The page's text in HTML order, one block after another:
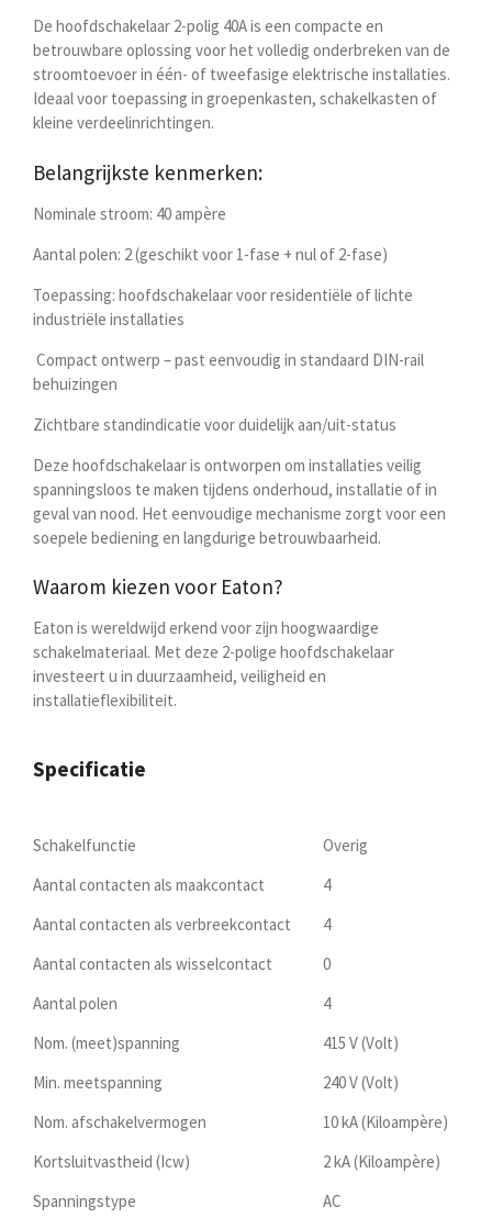
De hoofdschakelaar 2-polig 40Ais een compacte en
betrouwbare oplossing voor het volledig onderbreken van de
stroomtoevoer in één- of tweefasige elektrische installaties.
Ideaal voor toepassing in groepenkasten, schakelkasten of
kleine verdeelinrichtingen.
Belangrijkste kenmerken:
Nominale stroom: 40 ampère
Aantal polen: 2 (geschikt voor 1-fase + nul of 2-fase)
Toepassing: hoofdschakelaar voor residentiële of lichte
industriële installaties
Compact ontwerp – past eenvoudig in standaard DIN-rail
behuizingen
Zichtbare standindicatie voor duidelijk aan/uit-status
Deze hoofdschakelaar is ontworpen om installaties veilig
spanningsloos te maken tijdens onderhoud, installatie of in
geval van nood. Het eenvoudige mechanisme zorgt voor een
soepele bediening en langdurige betrouwbaarheid.
Waarom kiezen voor Eaton?
Eaton is wereldwijd erkend voor zijn hoogwaardige
schakelmateriaal. Met deze 2-polige hoofdschakelaar
investeert u in duurzaamheid, veiligheid en
installatieflexibiliteit.
Specificatie
Schakelfunctie
Overig
Aantal contacten als maakcontact
4
Aantal contacten als verbreekcontact
4
Aantal contacten als wisselcontact
0
Aantal polen
4
Nom. (meet)spanning
415 V (Volt)
Min. meetspanning
240 V (Volt)
Nom. afschakelvermogen
10 kA (Kiloampère)
Kortsluitvastheid (Icw)
2 kA (Kiloampère)
Spanningstype
AC